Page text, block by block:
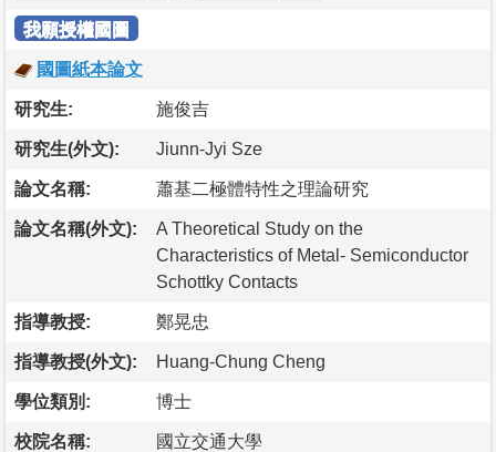
我願授權國圖
國圖紙本論文
研究生: 施俊吉
研究生(外文): Jiunn-Jyi Sze
論文名稱: 蕭基二極體特性之理論研究
論文名稱(外文):
A Theoretical Study on the
Characteristics of Metal- Semiconductor
Schottky Contacts
指導教授: 鄭晃忠
指導教授(外文): Huang-Chung Cheng
學位類別: 博士
校院名稱: 國立交通大學